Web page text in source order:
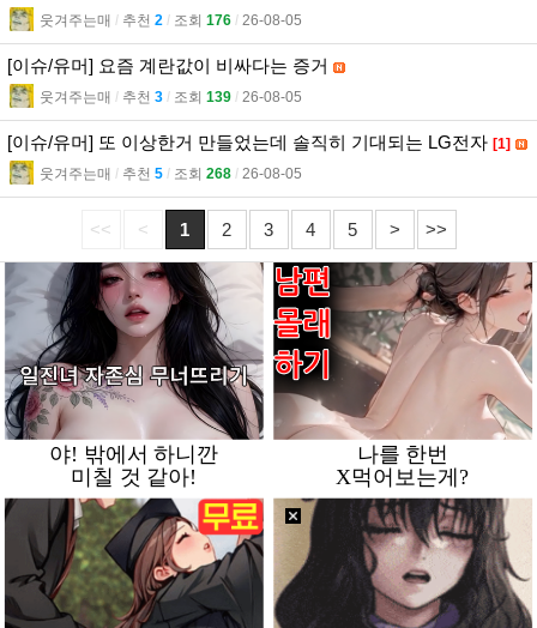
웃겨주는매 l 추천 2 l 조회 176 l 26-08-05
[이슈/유머] 요즘 계란값이 비싸다는 증거
웃겨주는매 l 추천 3 l 조회 139 l 26-08-05
[이슈/유머] 또 이상한거 만들었는데 솔직히 기대되는 LG전자 [1]
웃겨주는매 l 추천 5 l 조회 268 l 26-08-05
<< < 1 2 3 4 5 > >>